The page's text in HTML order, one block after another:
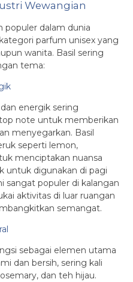
Wewangian
populer dalam dunia
parfum unisex yang
wanita. Basil sering
tema:
energik sering
note untuk memberikan
menyegarkan. Basil
seperti lemon,
menciptakan nuansa
untuk digunakan di pagi
sangat populer di kalangan
aktivitas di luar ruangan
semangat.
sebagai elemen utama
dan bersih, sering kali
dan teh hijau.